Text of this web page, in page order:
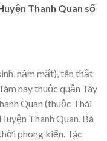
Thanh Quan số
năm mất), tên thật
nay thuộc quận Tây
Quan (thuộc Thái
Thanh Quan. Bà
phong kiến. Tác